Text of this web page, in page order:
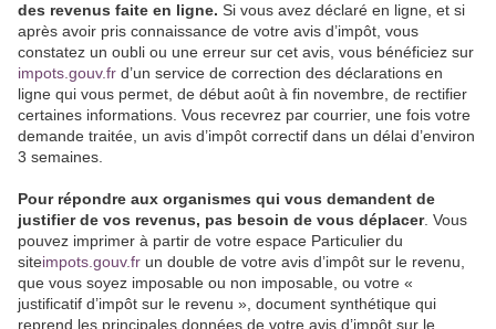
des revenus faite en ligne. Si vous avez déclaré en ligne, et si
après avoir pris connaissance de votre avis d’impôt, vous
constatez un oubli ou une erreur sur cet avis, vous bénéficiez sur
impots.gouv.fr d’un service de correction des déclarations en
ligne qui vous permet, de début août à fin novembre, de rectifier
certaines informations. Vous recevrez par courrier, une fois votre
demande traitée, un avis d’impôt correctif dans un délai d’environ
3 semaines.
Pour répondre aux organismes qui vous demandent de
justifier de vos revenus, pas besoin de vous déplacer. Vous
pouvez imprimer à partir de votre espace Particulier du
siteimpots.gouv.fr un double de votre avis d’impôt sur le revenu,
que vous soyez imposable ou non imposable, ou votre «
justificatif d’impôt sur le revenu », document synthétique qui
reprend les principales données de votre avis d’impôt sur le